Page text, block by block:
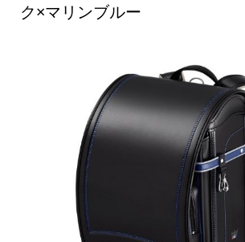
ク×マリンブルー